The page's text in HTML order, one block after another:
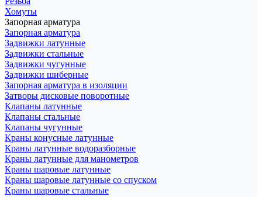
Хомуты
Запорная арматура
Запорная арматура
Задвижки латунные
Задвижки стальные
Задвижки чугунные
Задвижки шиберные
Запорная арматура в изоляции
Затворы дисковые поворотные
Клапаны латунные
Клапаны стальные
Клапаны чугунные
Краны конусные латунные
Краны латунные водоразборные
Краны латунные для манометров
Краны шаровые латунные
Краны шаровые латунные со спуском
Краны шаровые стальные